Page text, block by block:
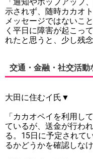
示されず、随時カカオ
メッセージではないこ
く平日に障害が起こっ
れたと思うと、少し残
交通・金融・社交活動
大田に住むイ氏▼
「カカオペイを利用し
ているが、送金が行わ
る。15日に予定されて
るかどうかを確認しな